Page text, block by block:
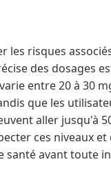
les risques
des dosages
entre 20 à 30
que les
aller jusqu'à
ces niveaux
santé avant toute